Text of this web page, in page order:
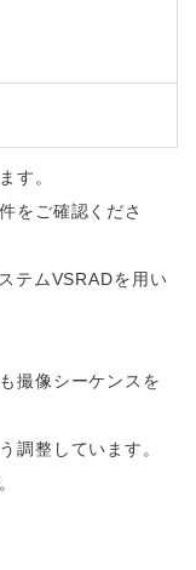
す。
をご確認くださ
テムVSRADを用い
撮像シーケンスを
調整しています。